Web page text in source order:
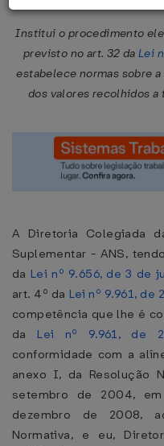
Institui o procedimento
previsto no art. 32 daLei
estabelece normas sobre
dos valores recolhidos a
A Diretoria Colegiada
Suplementar - ANS,
da Lei nº 9.656, de 3 de
art. 4º da Lei nº 9.961,
competência que lhe é
da Lei nº 9.961, de
conformidade com a
anexo I, da Resolução
setembro de 2004,
dezembro de 2008,
Normativa, e eu,